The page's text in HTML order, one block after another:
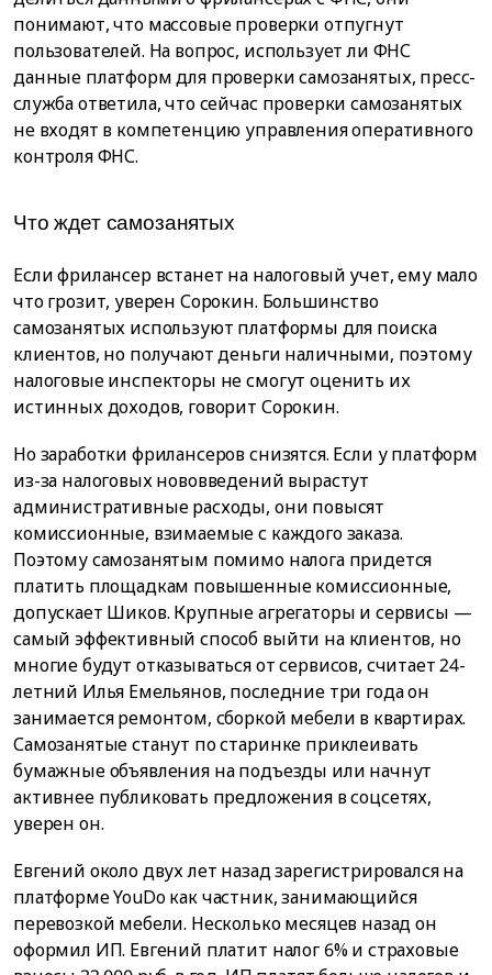
понимают, что массовые проверки отпугнут
пользователей. На вопрос, использует ли ФНС
данные платформ для проверки самозанятых, пресс-
служба ответила, что сейчас проверки самозанятых
не входят в компетенцию управления оперативного
контроля ФНС.
Что ждет самозанятых
Если фрилансер встанет на налоговый учет, ему мало
что грозит, уверен Сорокин. Большинство
самозанятых используют платформы для поиска
клиентов, но получают деньги наличными, поэтому
налоговые инспекторы не смогут оценить их
истинных доходов, говорит Сорокин.
Но заработки фрилансеров снизятся. Если у платформ
из-за налоговых нововведений вырастут
административные расходы, они повысят
комиссионные, взимаемые с каждого заказа.
Поэтому самозанятым помимо налога придется
платить площадкам повышенные комиссионные,
допускает Шиков. Крупные агрегаторы и сервисы —
самый эффективный способ выйти на клиентов, но
многие будут отказываться от сервисов, считает 24-
летний Илья Емельянов, последние три года он
занимается ремонтом, сборкой мебели в квартирах.
Самозанятые станут по старинке приклеивать
бумажные объявления на подъезды или начнут
активнее публиковать предложения в соцсетях,
уверен он.
Евгений около двух лет назад зарегистрировался на
платформе YouDo как частник, занимающийся
перевозкой мебели. Несколько месяцев назад он
оформил ИП. Евгений платит налог 6% и страховые